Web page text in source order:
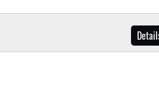
Amewi Kataloge